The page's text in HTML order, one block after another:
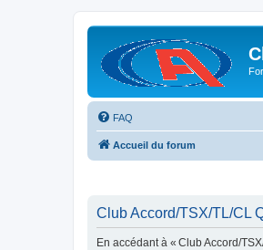
FAQ
Accueil du forum
Club Accord/TSX/TL/CL
En accédant à « Club Accord/